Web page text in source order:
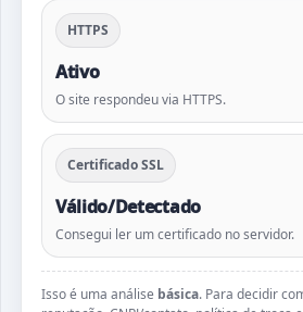
HTTPS
Ativo
O site respondeu via HTTPS.
Certificado SSL
Válido/Detectado
Consegui ler um certificado no servidor.
Isso é uma análise básica. Para decidir